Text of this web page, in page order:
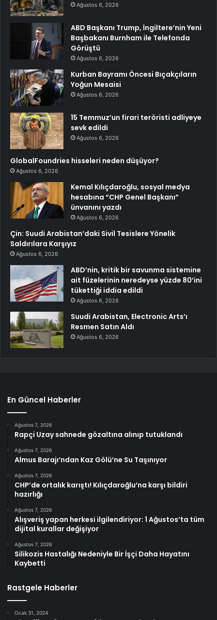
Ağustos 6, 2026
ABD Başkanı Trump, İngiltere’nin Yeni
Başbakanı Burnham ile Telefonda
Görüştü
Ağustos 6, 2026
Kurban Bayramı Öncesi Bıçakçıların
Yoğun Mesaisi
Ağustos 6, 2026
15 Temmuz’un firari teröristi adliyeye
sevk edildi
Ağustos 6, 2026
GlobalFoundries hisseleri neden düşüyor?
Ağustos 6, 2026
Kemal Kılıçdaroğlu, sosyal medya
hesabına “CHP Genel Başkanı”
ünvanını yazdı
Ağustos 6, 2026
Çin: Suudi Arabistan’daki Sivil Tesislere Yönelik
Saldırılara Karşıyız
Ağustos 6, 2026
ABD’nin, kritik bir savunma sistemine
ait füzelerinin neredeyse yüzde 80’ini
tükettiği iddia edildi
Ağustos 6, 2026
Suudi Arabistan, Electronic Arts’ı
Resmen Satın Aldı
Ağustos 6, 2026
En Güncel Haberler
Ağustos 7, 2026
Rapçi Uzay sahnede gözaltına alınıp tutuklandı
Ağustos 7, 2026
Almus Barajı’ndan Kaz Gölü’ne Su Taşınıyor
Ağustos 7, 2026
CHP’de ortalık karıştı! Kılıçdaroğlu’na karşı bildiri
hazırlığı
Ağustos 7, 2026
Alışveriş yapan herkesi ilgilendiriyor: 1 Ağustos’ta tüm
dijital kurallar değişiyor
Ağustos 7, 2026
Silikozis Hastalığı Nedeniyle Bir İşçi Daha Hayatını
Kaybetti
Rastgele Haberler
Ocak 31, 2024